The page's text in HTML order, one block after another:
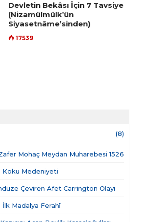
Devletin Bekâsı İçin 7 Tavsiye
(Nizamülmülk’ün
Siyasetnâme’sinden)
17539
(8)
Mohaç Meydan Muharebesi 1526
Koku Medeniyeti
Çeviren Afet Carrington Olayı
İlk Madalya Ferahî